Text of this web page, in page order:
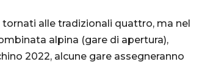
alle tradizionali quattro, ma nel
alpina (gare di apertura),
2022, alcune gare assegneranno